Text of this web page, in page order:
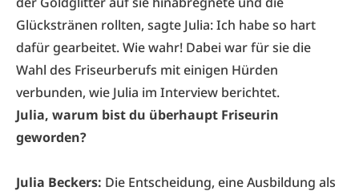
Glückstränen rollten, sagte Julia: Ich habe so hart
dafür gearbeitet. Wie wahr! Dabei war für sie die
Wahl des Friseurberufs mit einigen Hürden
verbunden, wie Julia im Interview berichtet.
Julia, warum bist du überhaupt Friseurin
geworden?
Julia Beckers: Die Entscheidung, eine Ausbildung als